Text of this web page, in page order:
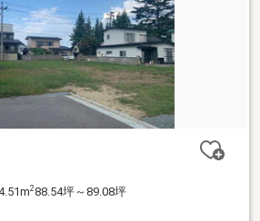
288.54坪～89.08坪